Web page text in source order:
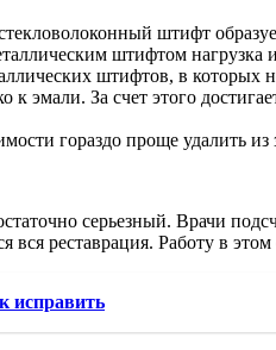
штифт
штифтом
штифтов, в которых
За счет этого
гораздо проще удалить из
серьезный. Врачи
реставрация. Работу в этом
исправить